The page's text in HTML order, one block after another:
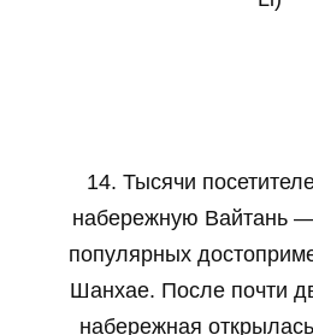
14. Тысячи
набережную Вайтань
популярных
Шанхае. После почти
набережная